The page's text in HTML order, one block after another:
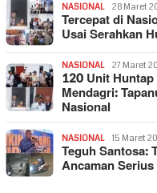
NASIONAL 28 Maret
Tercepat di
Usai Serahkan
NASIONAL 27 Maret
120 Unit
Mendagri:
Nasional
NASIONAL 15 Maret
Teguh Santosa:
Ancaman